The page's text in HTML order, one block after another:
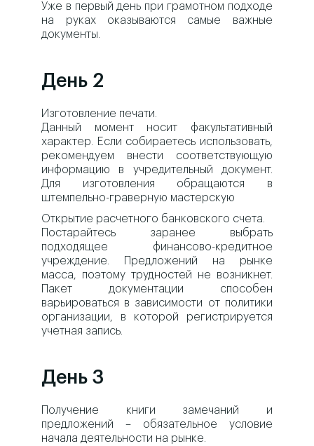
Уже в первый день при грамотном подходе
на руках оказываются самые важные
документы.
День 2
Изготовление печати.
Данный момент носит факультативный
характер. Если собираетесь использовать,
рекомендуем внести соответствующую
информацию в учредительный документ.
Для изготовления обращаются в
штемпельно-граверную мастерскую
Открытие расчетного банковского счета.
Постарайтесь заранее выбрать
подходящее финансово-кредитное
учреждение. Предложений на рынке
масса, поэтому трудностей не возникнет.
Пакет документации способен
варьироваться в зависимости от политики
организации, в которой регистрируется
учетная запись.
День 3
Получение книги замечаний и
предложений – обязательное условие
начала деятельности на рынке.